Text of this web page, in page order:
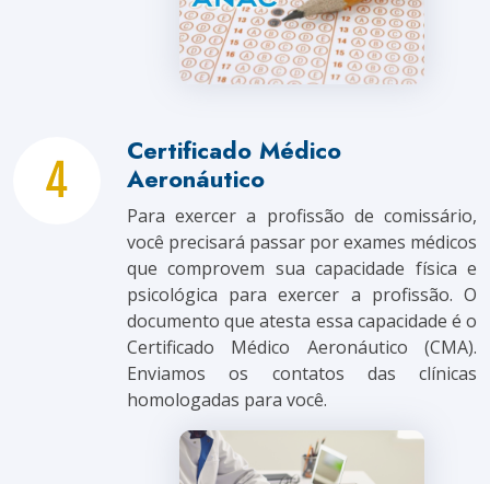
Certificado Médico
Aeronáutico
Para exercer a profissão de comissário,
você precisará passar por exames médicos
que comprovem sua capacidade física e
psicológica para exercer a profissão. O
documento que atesta essa capacidade é o
Certificado Médico Aeronáutico (CMA).
Enviamos os contatos das clínicas
homologadas para você.